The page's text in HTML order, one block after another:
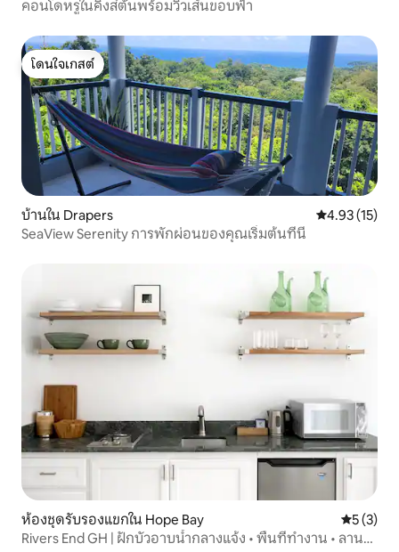
คอนโดหรูในคิงส์ตันพร้อมวิวเส้นขอบฟ้า
โดนใจเกสต์
โดนใจเกสต์
บ้านใน Drapers คะแนนเฉลี่ย
4.93 (15)
SeaView Serenity การพักผ่อนของคุณเริ่มต้นที่นี่
ห้องชุดรับรองแขกใน Hope Bay คะแนนเฉ
5 (3)
Rivers End GH | ฝักบัวอาบน้ำกลางแจ้ง • พื้นที่ทำงาน • ลาน